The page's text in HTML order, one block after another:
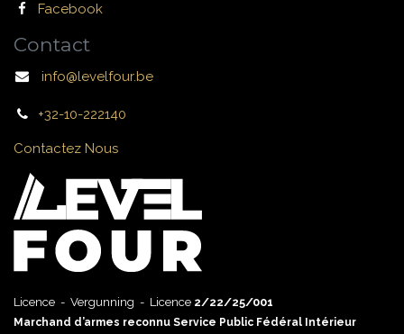
Facebook
Contact
info@levelfour.be
+32-10-222140
Contactez Nous
Licence - Vergunning - Licence 2/22/25/001
Marchand d’armes reconnu Service Public Fédéral Intérieur